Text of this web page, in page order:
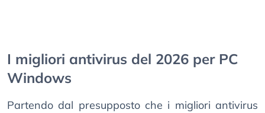
I migliori antivirus del 2026 per PC
Windows
Partendo dal presupposto che i migliori antivirus